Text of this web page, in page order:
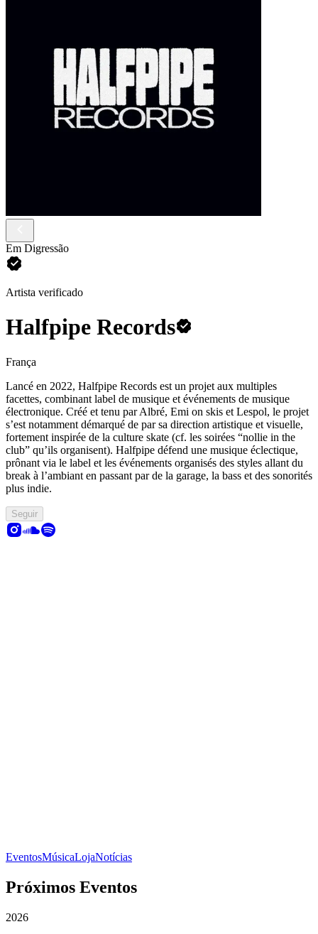
Em Digressão
Artista verificado
Halfpipe Records
França
Lancé en 2022, Halfpipe Records est un projet aux multiples
facettes, combinant label de musique et événements de musique
électronique. Créé et tenu par Albré, Emi on skis et Lespol, le projet
s’est notamment démarqué de par sa direction artistique et visuelle,
fortement inspirée de la culture skate (cf. les soirées “nollie in the
club” qu’ils organisent). Halfpipe défend une musique éclectique,
prônant via le label et les événements organisés des styles allant du
break à l’ambiant en passant par de la garage, la bass et des sonorités
plus indie.
Seguir
EventosMúsicaLojaNotícias
Próximos Eventos
2026